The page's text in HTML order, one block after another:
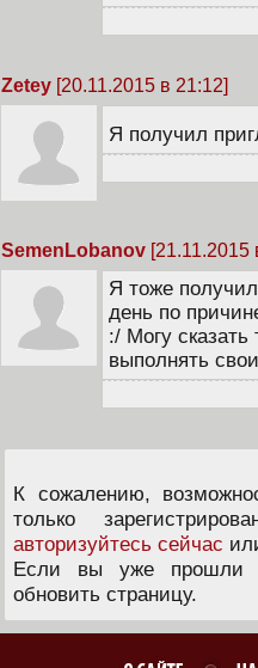
Zetey [20.11.2015 в 21:12]
Я получил
SemenLobanov [21.11.2015
Я тоже
день по
:/ Могу сказать
выполнять
К сожалению,
только
авторизуйтесь сейчас
Если вы уже прошли
обновить страницу.